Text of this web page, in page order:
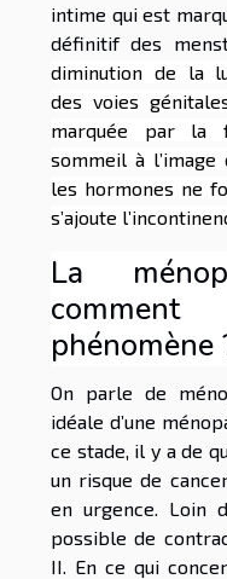
intime qui est
définitif des
diminution de la
des voies
marquée par la
sommeil à l’image
les hormones ne
s’ajoute
La
phénomène
On parle de
idéale d’une
ce stade, il y a de
un risque de
en urgence. Loin
possible de
II. En ce qui